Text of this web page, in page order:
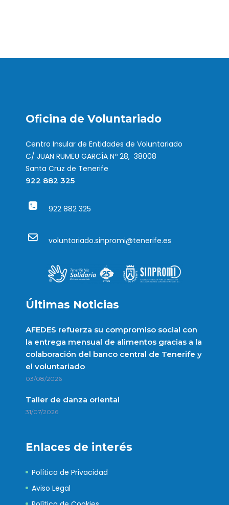
Oficina de Voluntariado
Centro Insular de Entidades de Voluntariado
C/ JUAN RUMEU GARCÍA Nº 28, 38008
Santa Cruz de Tenerife
922 882 325
922 882 325
voluntariado.sinpromi@tenerife.es
Últimas Noticias
AFEDES refuerza su compromiso social con
la entrega mensual de alimentos gracias a la
colaboración del banco central de Tenerife y
el voluntariado
03/08/2026
Taller de danza oriental
31/07/2026
Enlaces de interés
Política de Privacidad
Aviso Legal